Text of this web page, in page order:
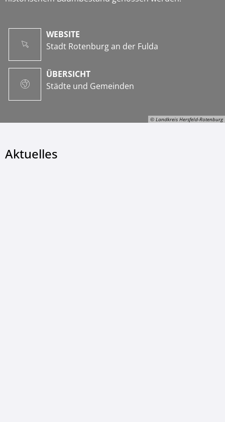
© Landkreis Hersfeld-Rotenburg
WEBSITE
Stadt Rotenburg an der Fulda
ÜBERSICHT
Städte und Gemeinden
Aktuelles